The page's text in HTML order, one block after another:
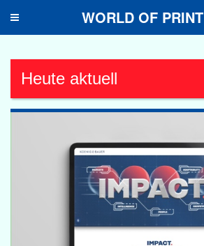
Toggle
WORLD OF PRINT
Heute aktuell